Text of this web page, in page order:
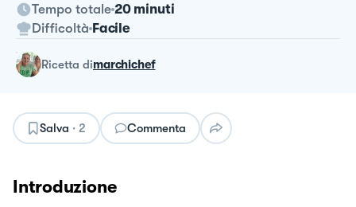
Tempo totale 20 minuti
Difficoltà Facile
ricetta dimarchichef
Salva · 2 Commenta
Introduzione